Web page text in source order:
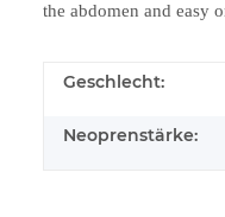
the abdomen and easy
Geschlecht:
Neoprenstärke: